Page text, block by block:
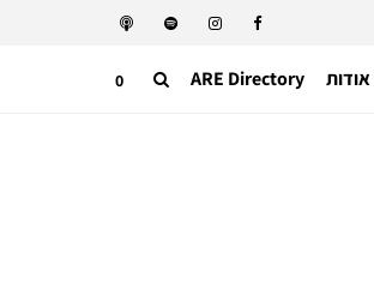
אודות ARE Directory
0